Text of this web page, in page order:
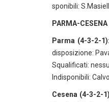
sponibili:
PARMA-
Parma (4-3-2-1):
disposizione:
Squalificati:
Indisponibili:
Cesena (4-3-2-